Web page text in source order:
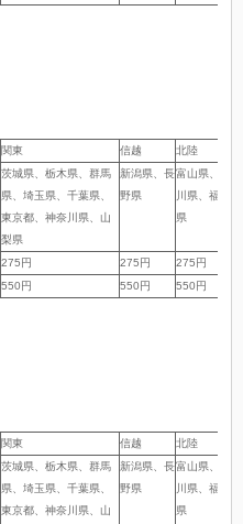
関東 信越 北陸
茨城県、栃木県、群馬
県、埼玉県、千葉県、
東京都、神奈川県、山
梨県
新潟県、長
野県
富山県、石
川県、福井
県
275円 275円 275円
550円 550円 550円
関東 信越 北陸
茨城県、栃木県、群馬
県、埼玉県、千葉県、
東京都、神奈川県、山
新潟県、長
野県
富山県、石
川県、福井
県